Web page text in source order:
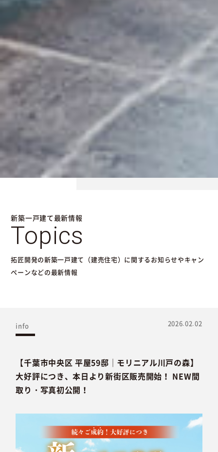
新築一戸建て最新情報
Topics
拓匠開発の新築一戸建て（建売住宅）に関するお知らせやキャン
ペーンなどの最新情報
info 2026.02.02
【千葉市中央区 平屋59邸｜モリニアル川戸の森】
大好評につき、本日より新街区販売開始！ NEW間
取り・写真初公開！